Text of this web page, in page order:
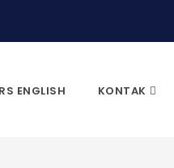
ENGLISH KONTAK